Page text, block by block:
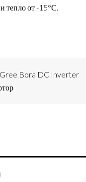
тепло от -15°С.
Gree Bora DC Inverter